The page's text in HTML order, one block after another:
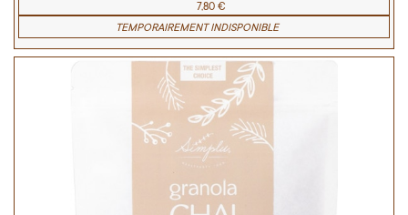
7,80 €
TEMPORAIREMENT INDISPONIBLE